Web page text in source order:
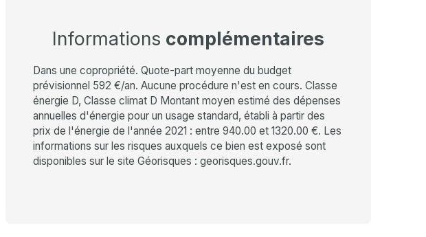
Informations complémentaires
Dans une copropriété. Quote-part moyenne du budget
prévisionnel 592 €/an. Aucune procédure n'est en cours. Classe
énergie D, Classe climat D Montant moyen estimé des dépenses
annuelles d'énergie pour un usage standard, établi à partir des
prix de l'énergie de l'année 2021 : entre 940.00 et 1320.00 €. Les
informations sur les risques auxquels ce bien est exposé sont
disponibles sur le site Géorisques : georisques.gouv.fr.